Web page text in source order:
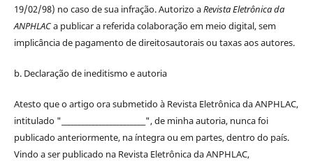
19/02/98) no caso de sua infração. Autorizo aRevista Eletrônica da
ANPHLACa publicar a referida colaboração em meio digital, sem
implicância de pagamento dedireitosautoraisou taxas aos autores.
b. Declaração de ineditismo e autoria
Atesto que o artigo ora submetido à Revista Eletrônica da ANPHLAC,
intitulado "________________________", de minha autoria, nunca foi
publicado anteriormente, na íntegra ou em partes, dentrodo país.
Vindo a ser publicado na Revista Eletrônica da ANPHLAC,